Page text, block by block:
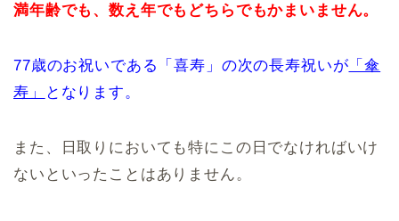
満年齢でも、数え年でもどちらでもかまいません。
77歳のお祝いである「喜寿」の次の長寿祝いが 「傘
寿」
となります。
また、日取りにおいても特にこの日でなければいけ
ないといったことはありません。